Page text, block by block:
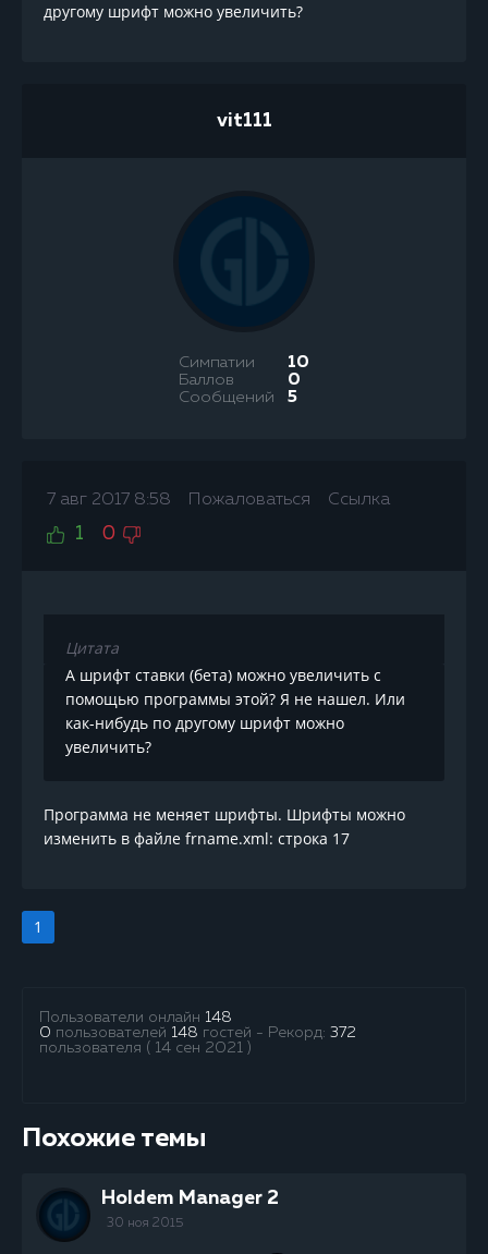
другому шрифт можно увеличить?
vit111
Симпатии 10
Баллов 0
Сообщений 5
7 авг 2017 8:58 Пожаловаться Ссылка
1 0
Цитата
А шрифт ставки (бета) можно увеличить с
помощью программы этой? Я не нашел. Или
как-нибудь по другому шрифт можно
увеличить?
Программа не меняет шрифты. Шрифты можно
изменить в файле frname.xml: строка 17
1
Пользователи онлайн 148
0 пользователей 148 гостей - Рекорд: 372
пользователя ( 14 сен 2021 )
Похожие темы
Holdem Manager 2
30 ноя 2015